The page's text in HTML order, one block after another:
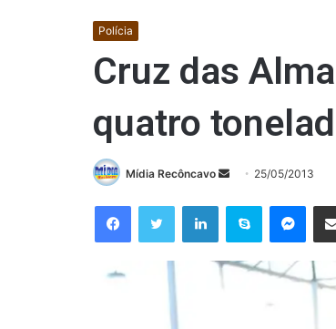
Polícia
Cruz das
quatro
Mídia Recôncavo
Mande
e-
25/05/2013
FacebookTwitter LinkedinSkype